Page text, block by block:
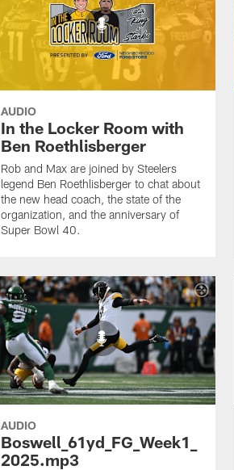
AUDIO
In the Locker Room with
Ben Roethlisberger
Rob and Max are joined by Steelers
legend Ben Roethlisberger to chat about
the new head coach, the state of the
organization, and the anniversary of
Super Bowl 40.
AUDIO
Boswell_61yd_FG_Week1_
2025.mp3